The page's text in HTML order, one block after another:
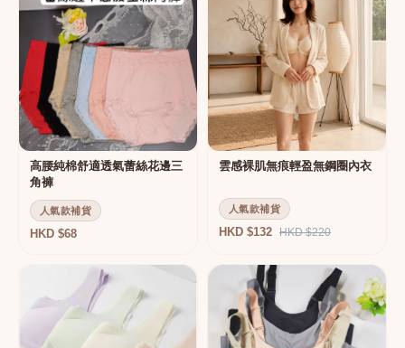
高腰純棉舒適透氣蕾絲花邊三
角褲
人氣款補貨
HKD $68
雲感裸肌無痕輕盈無鋼圈內衣
人氣款補貨
HKD $132 HKD $220